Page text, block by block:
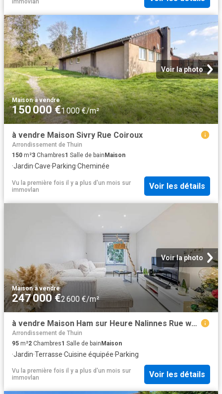
immovlan
Voir la photo
Maison·à vendre
150 000 €1 000 €/m²
à vendre Maison Sivry Rue Coiroux
Arrondissement de Thuin
150 m²3 Chambres1 Salle de bain Maison
·Jardin·Cave·Parking·Cheminée
Vu la première fois il y a plus d'un mois sur
immovlan
Voir les détails
Voir la photo
Maison·à vendre
247 000 €2 600 €/m²
à vendre Maison Ham sur Heure Nalinnes Rue warinaue
Arrondissement de Thuin
95 m²2 Chambres1 Salle de bainMaison
·Jardin·Terrasse·Cuisine équipée·Parking
Vu la première fois il y a plus d'un mois sur
immovlan
Voir les détails